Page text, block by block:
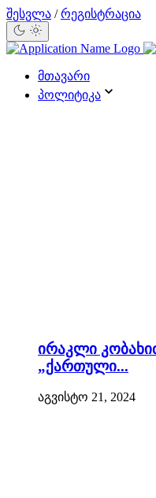
შესვლა / რეგისტრაცია
მთავარი
პოლიტიკა
ირაკლი
„ქართული...
აგვისტო 21, 2024